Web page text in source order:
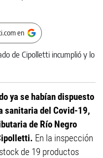
en
ya se habían dispuesto
sanitaria del Covid-19,
de Río Negro
En la inspección
de 19 productos